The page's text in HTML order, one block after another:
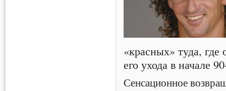
«красных» туда,
его ухода в начале
Сенсационное